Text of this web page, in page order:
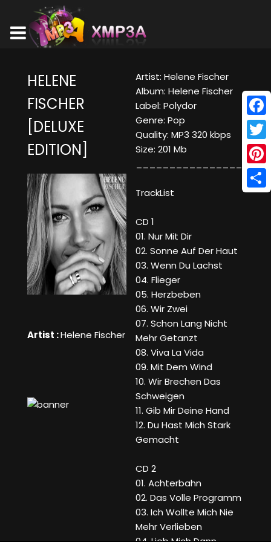
HELENE
FISCHER
[DELUXE
EDITION]
Artist :Helene Fischer
Artist: Helene Fischer
Album: Helene Fischer
Label: Polydor
Genre: Pop
Quality: MP3 320 kbps
Size: 201 Mb
TrackList
CD 1
01. Nur Mit Dir
02. Sonne Auf Der Haut
03. Wenn Du Lachst
04. Flieger
05. Herzbeben
06. Wir Zwei
07. Schon Lang Nicht
Mehr Getanzt
08. Viva La Vida
09. Mit Dem Wind
10. Wir Brechen Das
Schweigen
11. Gib Mir Deine Hand
12. Du Hast Mich Stark
Gemacht
CD 2
01. Achterbahn
02. Das Volle Programm
03. Ich Wollte Mich Nie
Mehr Verlieben